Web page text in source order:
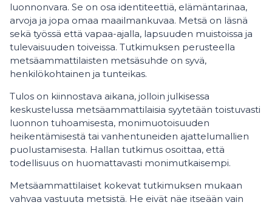
luonnonvara. Se on osa identiteettiä, elämäntarinaa,
arvoja ja jopa omaa maailmankuvaa. Metsä on läsnä
sekä työssä että vapaa-ajalla, lapsuuden muistoissa ja
tulevaisuuden toiveissa. Tutkimuksen perusteella
metsäammattilaisten metsäsuhde on syvä,
henkilökohtainen ja tunteikas.
Tulos on kiinnostava aikana, jolloin julkisessa
keskustelussa metsäammattilaisia syytetään toistuvasti
luonnon tuhoamisesta, monimuotoisuuden
heikentämisestä tai vanhentuneiden ajattelumallien
puolustamisesta. Hallan tutkimus osoittaa, että
todellisuus on huomattavasti monimutkaisempi.
Metsäammattilaiset kokevat tutkimuksen mukaan
vahvaa vastuuta metsistä. He eivät näe itseään vain